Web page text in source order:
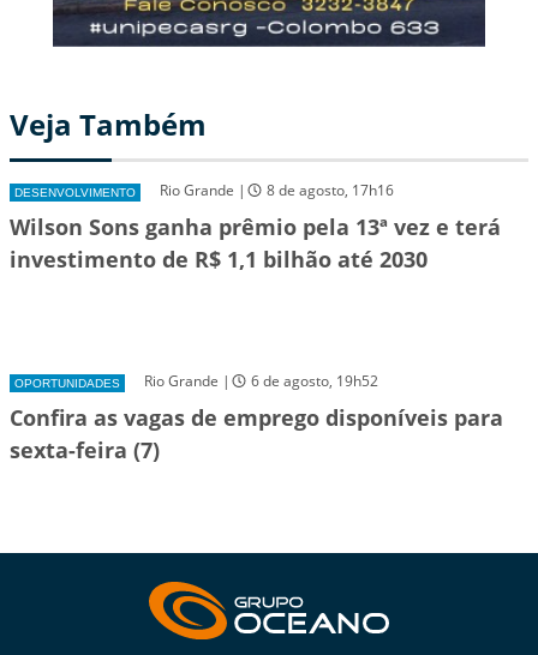
Veja Também
DESENVOLVIMENTO Rio Grande | 8 de agosto, 17h16
Wilson Sons ganha prêmio pela 13ª vez e terá
investimento de R$ 1,1 bilhão até 2030
OPORTUNIDADES Rio Grande | 6 de agosto, 19h52
Confira as vagas de emprego disponíveis para
sexta-feira (7)